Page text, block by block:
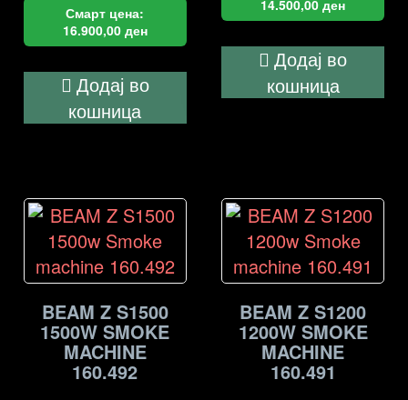
Смарт цена:
16.900,00 ден
Додај во
кошница
14.500,00ден
Додај во
кошница
BEAM Z S1500
1500W SMOKE
MACHINE
160.492
BEAM Z S1200
1200W SMOKE
MACHINE
160.491